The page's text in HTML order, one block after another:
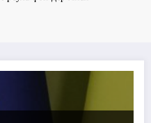
до ЄС очікують у червні, — Радіо